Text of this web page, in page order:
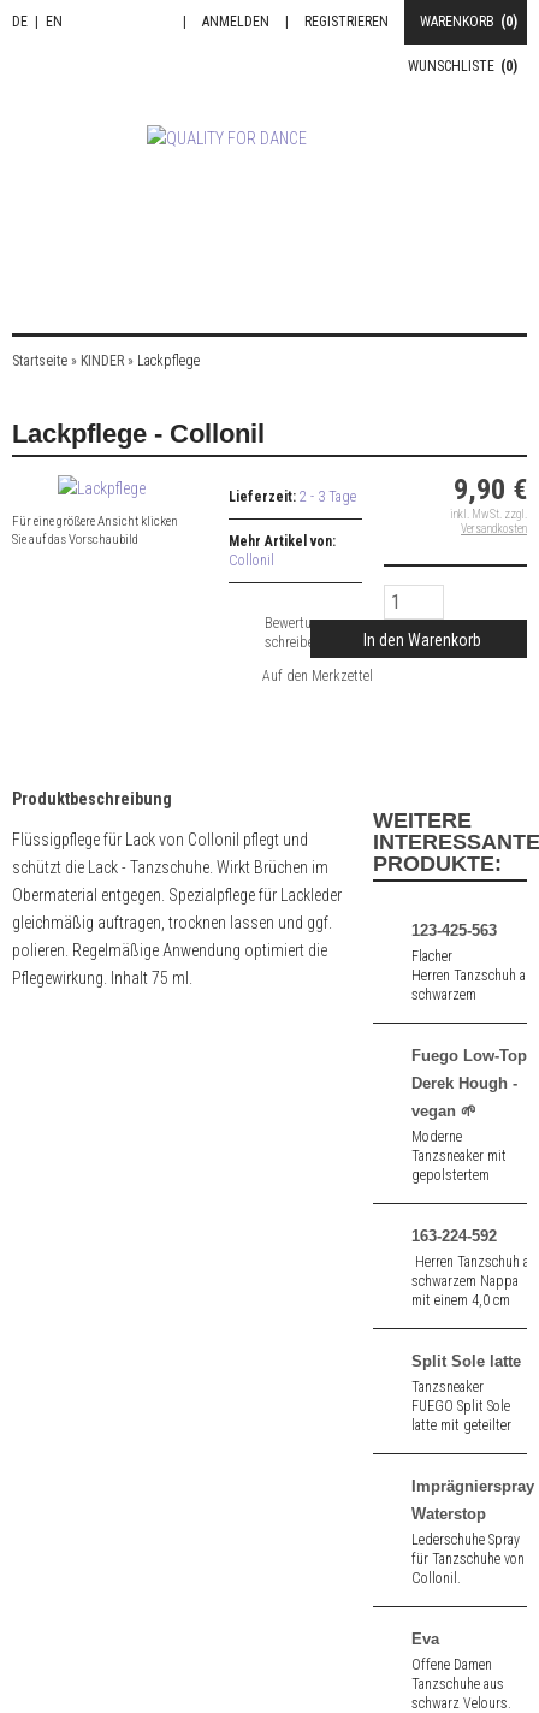
DE EN WARENKORB (0)
REGISTRIEREN
ANMELDEN
WUNSCHLISTE (0)
Startseite » KINDER » Lackpflege
Lackpflege - Collonil
Für eine größere Ansicht klicken
Sie auf das Vorschaubild
Lieferzeit: 2 - 3 Tage
Mehr Artikel von:
Collonil
Bewertung
schreiben
9,90 €
inkl. MwSt. zzgl.
Versandkosten
In den Warenkorb
Produktbeschreibung
Flüssigpflege für Lack von Collonil pflegt und
schützt die Lack - Tanzschuhe. Wirkt Brüchen im
Obermaterial entgegen. Spezialpflege für Lackleder
gleichmäßig auftragen, trocknen lassen und ggf.
polieren. Regelmäßige Anwendung optimiert die
Pflegewirkung. Inhalt 75 ml.
WEITERE
INTERESSANTE
PRODUKTE:
123-425-563
Flacher
Herren Tanzschuh aus
schwarzem
Fuego Low-Top
Derek Hough -
vegan 🌱
Moderne
Tanzsneaker mit
gepolstertem
schwarzem
Kunstleder - vegan
🌱.
163-224-592
Herren Tanzschuh
schwarzem Nappa
mit einem 4,0 cm
Split Sole latte
Tanzsneaker
FUEGO Split Sole
latte mit geteilter
straßentauglicher
Imprägnierspray
Waterstop
Lederschuhe Spray
für Tanzschuhe von
Collonil.
Eva
Offene Damen
Tanzschuhe aus
schwarz Velours.